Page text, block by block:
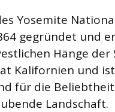
Yosemite
gegründet und
Hänge der
Kalifornien und
für die
Landschaft.